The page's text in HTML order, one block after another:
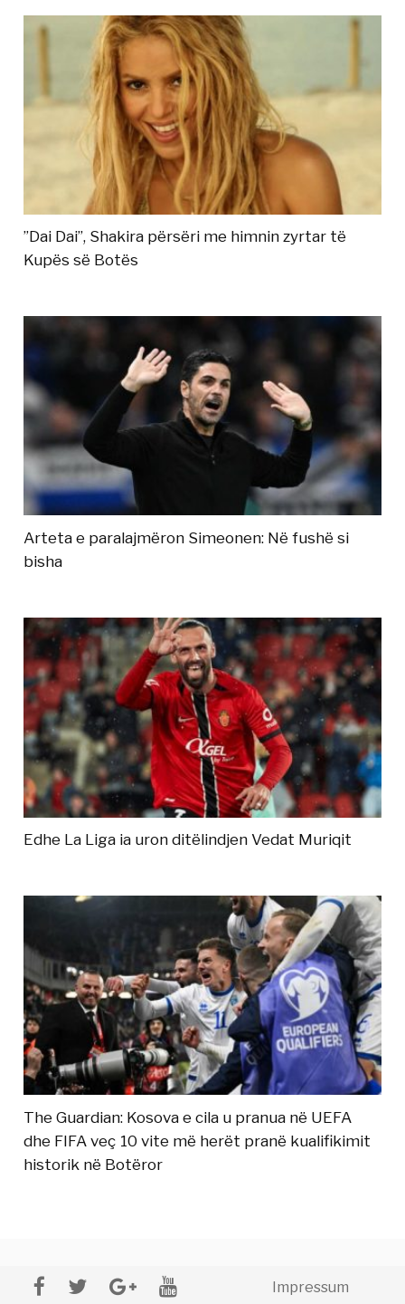
”Dai Dai”, Shakira përsëri me himnin zyrtar të
Kupës së Botës
Arteta e paralajmëron Simeonen: Në fushë si
bisha
Edhe La Liga ia uron ditëlindjen Vedat Muriqit
The Guardian: Kosova e cila u pranua në UEFA
dhe FIFA veç 10 vite më herët pranë kualifikimit
historik në Botëror
Impressum